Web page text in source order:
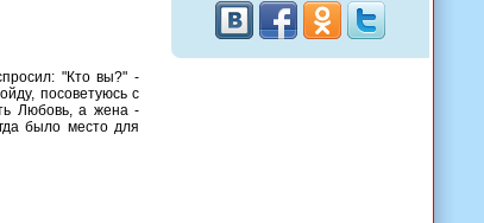
"Кто вы?" -
посоветуюсь с
Любовь, а жена -
было место для